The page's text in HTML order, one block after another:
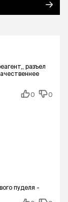
разъел
0 0
пуделя -